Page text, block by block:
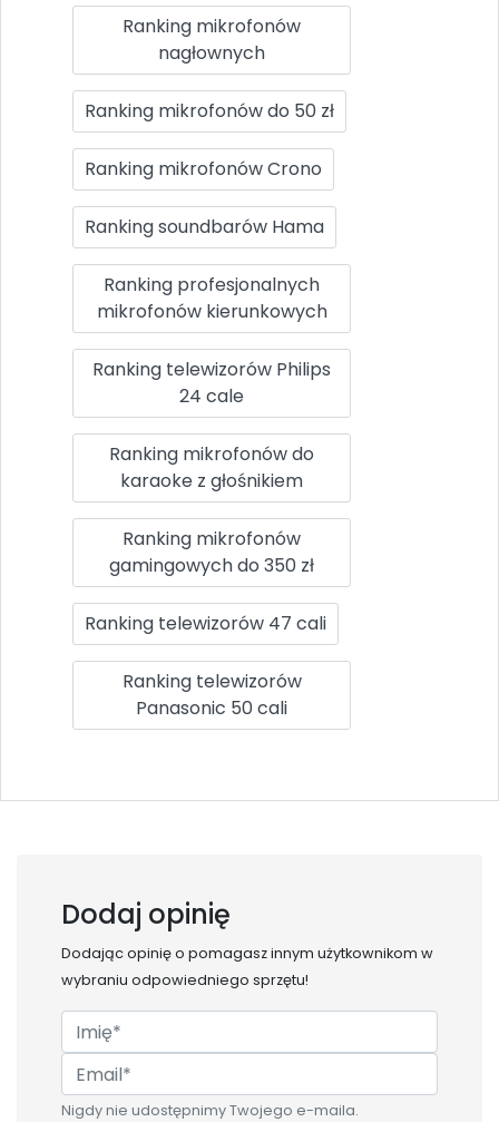
Ranking mikrofonów
nagłownych
Ranking mikrofonów do 50 zł
Ranking mikrofonów Crono
Ranking soundbarów Hama
Ranking profesjonalnych
mikrofonów kierunkowych
Ranking telewizorów Philips
24 cale
Ranking mikrofonów do
karaoke z głośnikiem
Ranking mikrofonów
gamingowych do 350 zł
Ranking telewizorów 47 cali
Ranking telewizorów
Panasonic 50 cali
Dodaj opinię
Dodając opinię o pomagasz innym użytkownikom w
wybraniu odpowiedniego sprzętu!
Nigdy nie udostępnimy Twojego e-maila.